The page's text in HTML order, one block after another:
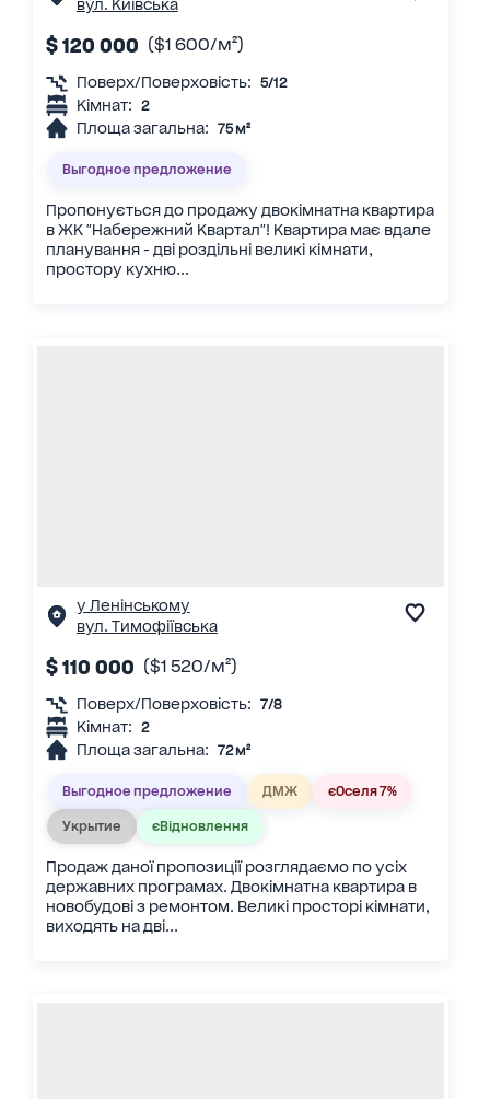
вул. Київська
$ 120 000 ($1 600/м²)
Поверх/Поверховість: 5/12
Кімнат: 2
Площа загальна: 75 м²
Выгодное предложение
Пропонується до продажу двокімнатна квартира
в ЖК "Набережний Квартал"! Квартира має вдале
планування - дві роздільні великі кімнати,
простору кухню...
у Ленінському
вул. Тимофіївська
$ 110 000 ($1 520/м²)
Поверх/Поверховість: 7/8
Кімнат: 2
Площа загальна: 72 м²
Выгодное предложение ДМЖ єОселя 7%
Укрытие єВідновлення
Продаж даної пропозиції розглядаємо по усіх
державних програмах. Двокімнатна квартира в
новобудові з ремонтом. Великі просторі кімнати,
виходять на дві...